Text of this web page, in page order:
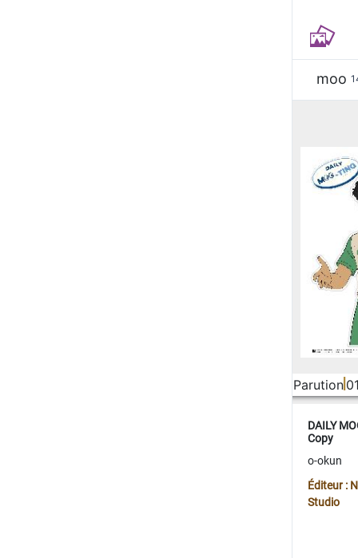
moo
Parution
DAILY
Copy
o-okun
Éditeur :
Studio